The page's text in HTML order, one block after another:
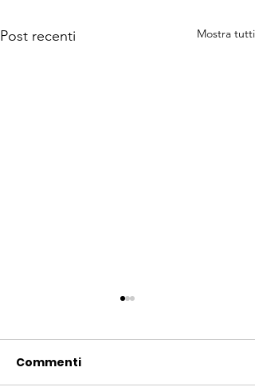
Post recenti Mostra tutti
Commenti